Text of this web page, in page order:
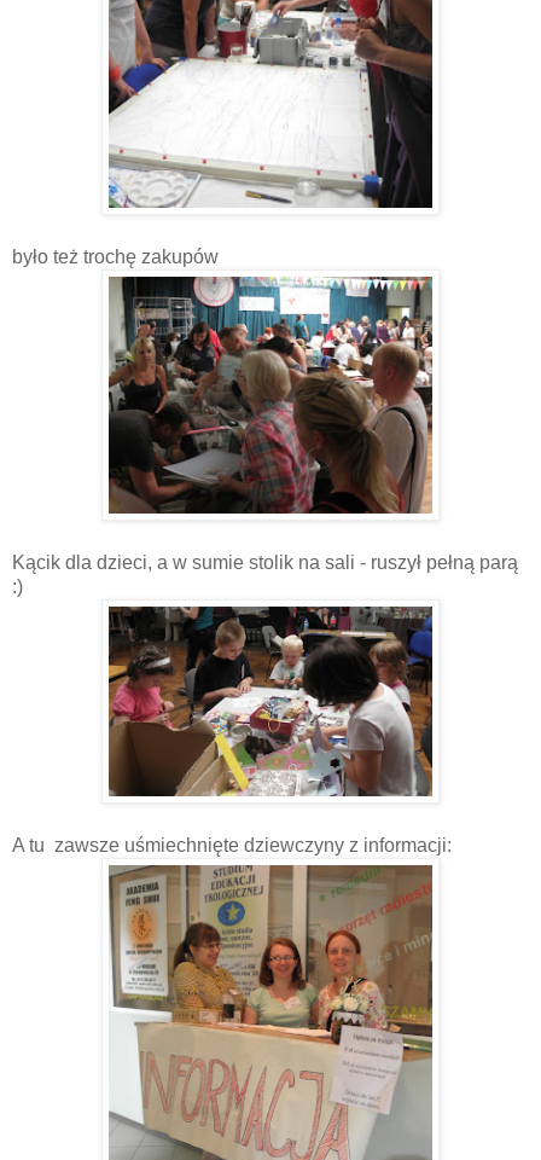
było też trochę zakupów
Kącik dla dzieci, a w sumie stolik na sali - ruszył pełną parą
:)
A tu zawsze uśmiechnięte dziewczyny z informacji: